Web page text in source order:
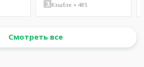
Кэшбэк + 485
Смотреть все